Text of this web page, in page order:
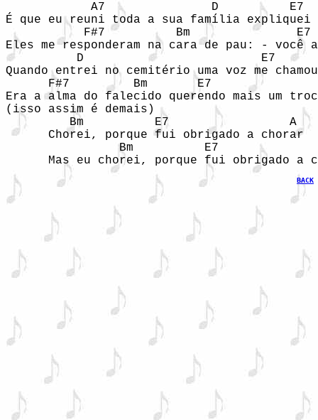
A7               D          E7
É que eu reuni toda a sua família expliquei
F#7          Bm               E7
Eles me responderam na cara de pau: -
D                         E7
Quando entrei no cemitério uma voz me
F#7         Bm       E7
Era a alma do falecido querendo mais um
(isso assim é demais)
         Bm          E7                 A
      Chorei, porque fui obrigado a chorar
Bm          E7
Mas eu chorei, porque fui obrigado a
BACK